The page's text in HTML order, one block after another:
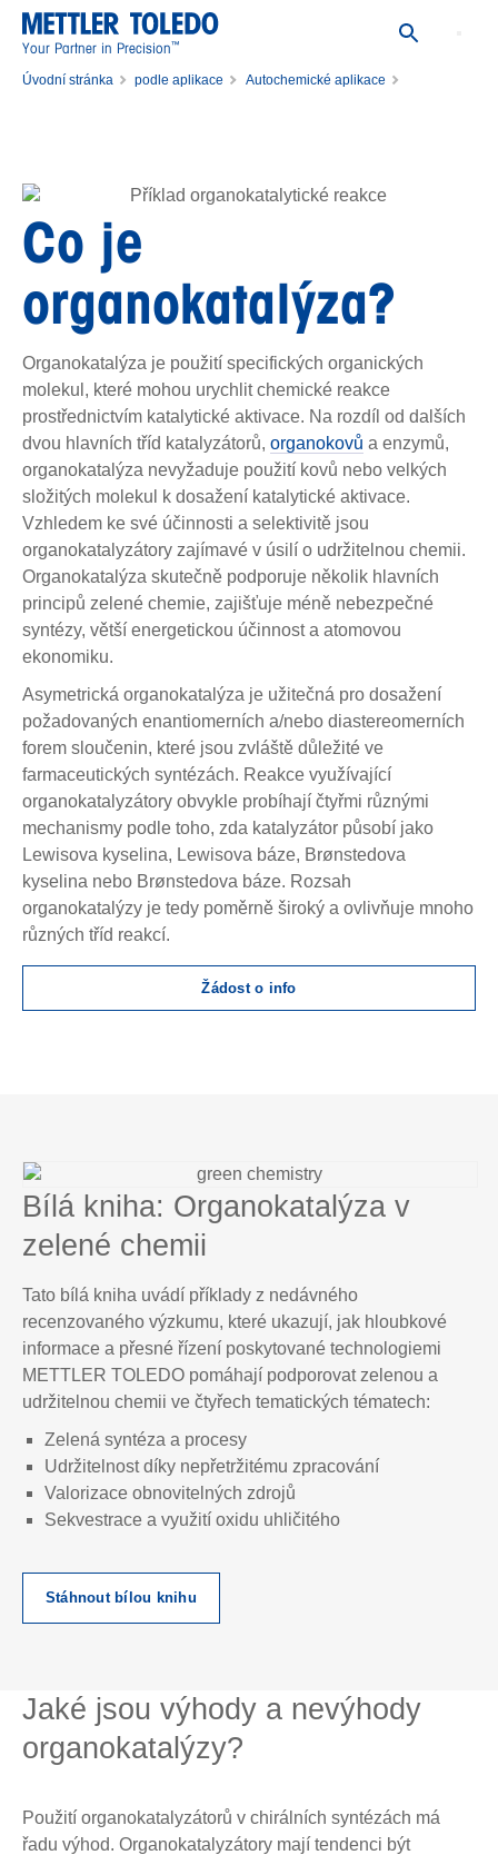
Your Partner in Precision™
Úvodní stránka podle aplikace
Autochemické aplikace
Co je
organokatalýza?
Organokatalýza je použití specifických organických
molekul, které mohou urychlit chemické reakce
prostřednictvím katalytické aktivace. Na rozdíl od dalších
dvou hlavních tříd katalyzátorů, organokovů a enzymů,
organokatalýza nevyžaduje použití kovů nebo velkých
složitých molekul k dosažení katalytické aktivace.
Vzhledem ke své účinnosti a selektivitě jsou
organokatalyzátory zajímavé v úsilí o udržitelnou chemii.
Organokatalýza skutečně podporuje několik hlavních
principů zelené chemie, zajišťuje méně nebezpečné
syntézy, větší energetickou účinnost a atomovou
ekonomiku.
Asymetrická organokatalýza je užitečná pro dosažení
požadovaných enantiomerních a/nebo diastereomerních
forem sloučenin, které jsou zvláště důležité ve
farmaceutických syntézách. Reakce využívající
organokatalyzátory obvykle probíhají čtyřmi různými
mechanismy podle toho, zda katalyzátor působí jako
Lewisova kyselina, Lewisova báze, Brønstedova
kyselina nebo Brønstedova báze. Rozsah
organokatalýzy je tedy poměrně široký a ovlivňuje mnoho
různých tříd reakcí.
Žádost o info
Bílá kniha: Organokatalýza v
zelené chemii
Tato bílá kniha uvádí příklady z nedávného
recenzovaného výzkumu, které ukazují, jak hloubkové
informace a přesné řízení poskytované technologiemi
METTLER TOLEDO pomáhají podporovat zelenou a
udržitelnou chemii ve čtyřech tematických tématech:
Zelená syntéza a procesy
Udržitelnost díky nepřetržitému zpracování
Valorizace obnovitelných zdrojů
Sekvestrace a využití oxidu uhličitého
Stáhnout bílou knihu
Jaké jsou výhody a nevýhody
organokatalýzy?
Použití organokatalyzátorů v chirálních syntézách má
řadu výhod. Organokatalyzátory mají tendenci být